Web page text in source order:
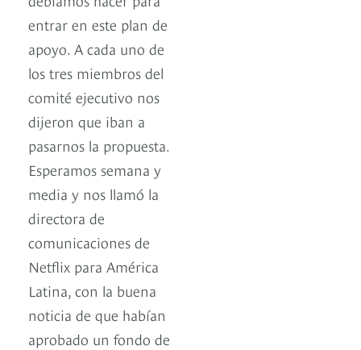
entrar en este plan de
apoyo. A cada uno de
los tres miembros del
comité ejecutivo nos
dijeron que iban a
pasarnos la propuesta.
Esperamos semana y
media y nos llamó la
directora de
comunicaciones de
Netflix para América
Latina, con la buena
noticia de que habían
aprobado un fondo de